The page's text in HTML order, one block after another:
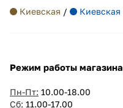
Киевская / Киевская
Режим работы магазина
Пн-Пт: 10.00-18.00
Сб: 11.00-17.00